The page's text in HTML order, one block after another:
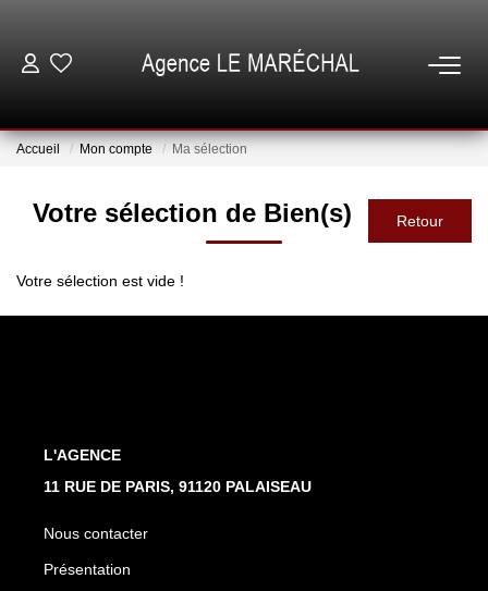
NOTRE AGENCE
Accueil Mon compte Ma sélection
Votre sélection de Bien(s)
Votre sélection est vide !
L'AGENCE
11 RUE DE PARIS, 91120 PALAISEAU
Nous contacter
Présentation